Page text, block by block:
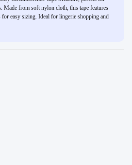
Made from soft nylon cloth, this tape features
for easy sizing. Ideal for lingerie shopping and